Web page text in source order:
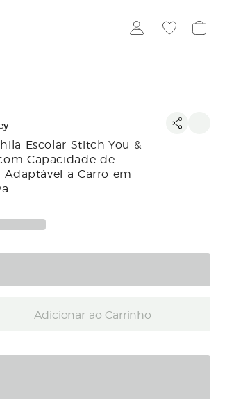
Escolar Stitch You &
Capacidade de
Adaptável a Carro em
Adicionar ao Carrinho